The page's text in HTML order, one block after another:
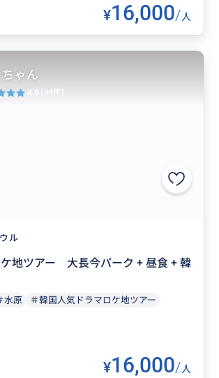
¥16,000/人
ル
地ツアー 大長今パーク + 昼食 + 韓
水原
＃韓国人気ドラマロケ地ツアー
¥16,000/人
ゃん
4.9 (34件)